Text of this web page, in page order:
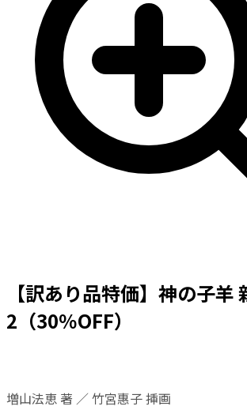
【訳あり品特価】神の子羊
2（30％OFF）
増山法恵 著 ／ 竹宮惠子 挿画